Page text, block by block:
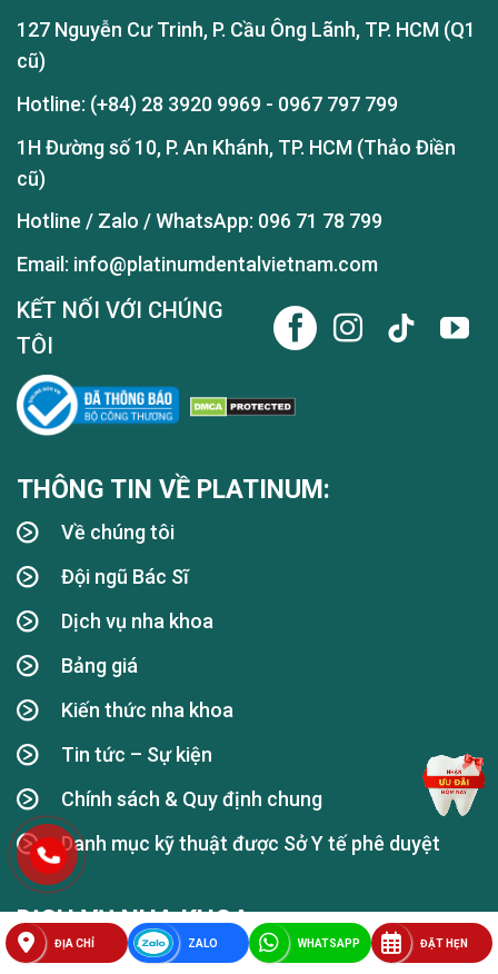
ĐỊA CHỈ ZALO WHATSAPP ĐẶT HẸN
127 Nguyễn Cư Trinh, P. Cầu Ông Lãnh, TP. HCM (Q1
cũ)
Hotline: (+84) 28 3920 9969 - 0967 797 799
1H Đường số 10, P. An Khánh, TP. HCM (Thảo Điền
cũ)
Hotline / Zalo / WhatsApp: 096 71 78 799
Email: info@platinumdentalvietnam.com
KẾT NỐI VỚI CHÚNG
TÔI
THÔNG TIN VỀ PLATINUM:
Về chúng tôi
Đội ngũ Bác Sĩ
Dịch vụ nha khoa
Bảng giá
Kiến thức nha khoa
Tin tức – Sự kiện
Chính sách & Quy định chung
Danh mục kỹ thuật được Sở Y tế phê duyệt
DỊCH VỤ NHA KHOA:
Trồng răng Implant